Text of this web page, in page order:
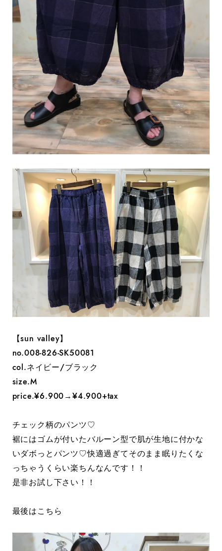
【sun valley】
no.008-826-SK50081
col.ネイビー/ブラック
size.M
price.¥6.900→¥4.900+tax
チェック柄のパンツ♡
裾にはゴムが付いたバルーン型で肌が生地に付かな
いダボっとパンツ♡快適過ぎてそのまま眠りたくな
っちゃうくらい楽ちんなんです！！
是非お試し下さい！！
最後はこちら